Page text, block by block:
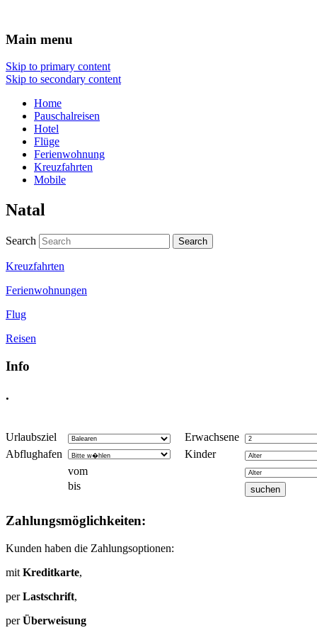
Reisen Hotel Flug
Main menu
Skip to primary content
Skip to secondary content
Home
Pauschalreisen
Hotel
Flüge
Ferienwohnung
Kreuzfahrten
Mobile
Natal
Search
Kreuzfahrten
Ferienwohnungen
Flug
Reisen
Info
.
Urlaubsziel
Erwachsene
Abflughafen
Kinder
vom
bis
Zahlungsmöglichkeiten:
Kunden haben die Zahlungsoptionen:
mit Kreditkarte,
perLastschrift,
perÜberweisung